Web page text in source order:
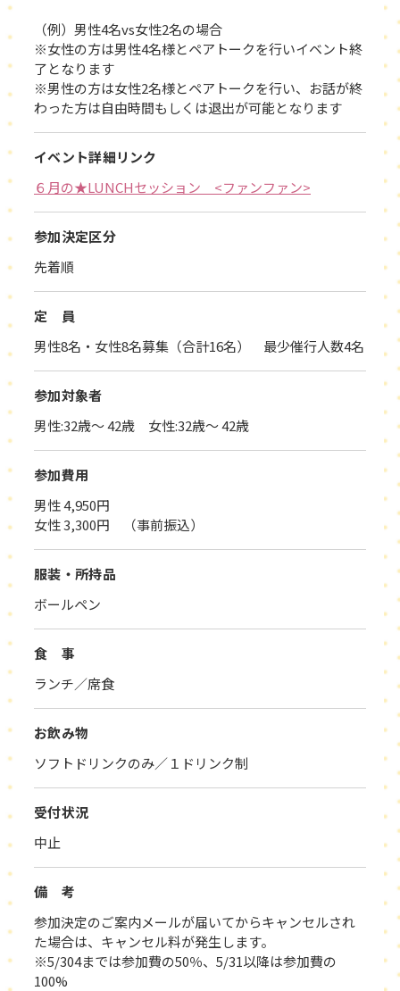
（例）男性4名vs女性2名の場合
※女性の方は男性4名様とペアトークを行いイベント終
了となります
※男性の方は女性2名様とペアトークを行い、お話が終
わった方は自由時間もしくは退出が可能となります
イベント詳細リンク
６月の★LUNCHセッション <ファンファン>
参加決定区分
先着順
定 員
男性8名・女性8名募集（合計16名） 最少催行人数4名
参加対象者
男性:32歳～ 42歳 女性:32歳～ 42歳
参加費用
男性 4,950円
女性 3,300円 （事前振込）
服装・所持品
ボールペン
食 事
ランチ／席食
お飲み物
ソフトドリンクのみ／１ドリンク制
受付状況
中止
備 考
参加決定のご案内メールが届いてからキャンセルされ
た場合は、キャンセル料が発生します。
※5/304までは参加費の50％、5/31以降は参加費の
100%